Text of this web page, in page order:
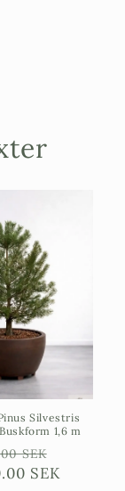
Silvestris
1,6 m
SEK
SEK